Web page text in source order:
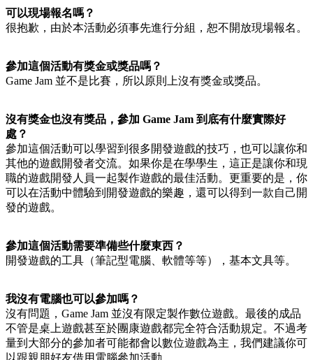
可以現場報名嗎？
很抱歉，由於本活動必須事先進行分組，恕不開放現場報名。
參加這個活動有獎金或獎品嗎？
Game Jam 並不是比賽，所以原則上沒有獎金或獎品。
沒有獎金也沒有獎品，參加 Game Jam 到底有什麼實際好
處？
參加這個活動可以學習到很多開發遊戲的技巧，也可以讓你和
其他的遊戲開發者交流。如果你是在學學生，這正是讓你和現
職的遊戲開發人員一起製作遊戲的最佳活動。更重要的是，你
可以在活動中體驗到開發遊戲的樂趣，還可以得到一款自己開
發的遊戲。
參加這個活動需要準備些什麼東西？
開發遊戲的工具（筆記型電腦、軟體等等），基本文具等。
我沒有電腦也可以參加嗎？
沒有問題，Game Jam 並沒有限定製作數位遊戲。最後的成品
不管是桌上遊戲甚至於團康遊戲都完全符合活動規定。不過考
量到大部分的參加者可能都會以數位遊戲為主，我們建議你可
以跟親朋好友借用電腦參加活動。